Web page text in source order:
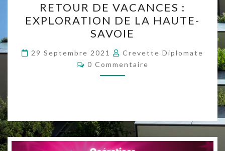
DE
VACANCES
:
EXPLORATION
DE
LA
RETOUR DE VACANCES :
EXPLORATION DE LA HAUTE-
SAVOIE
29 Septembre 2021
Crevette Diplomate
Commentaires
0 Commentaire